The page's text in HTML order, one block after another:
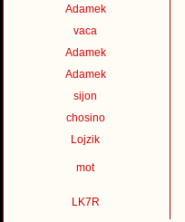
Adamek
vaca
Adamek
Adamek
sijon
chosino
Lojzik
mot
LK7R